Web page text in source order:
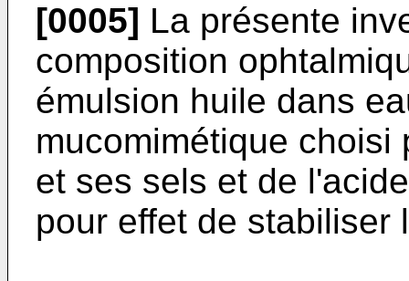
[0005] La présente
composition
émulsion huile dans
mucomimétique
et ses sels et de
pour effet de stabiliser